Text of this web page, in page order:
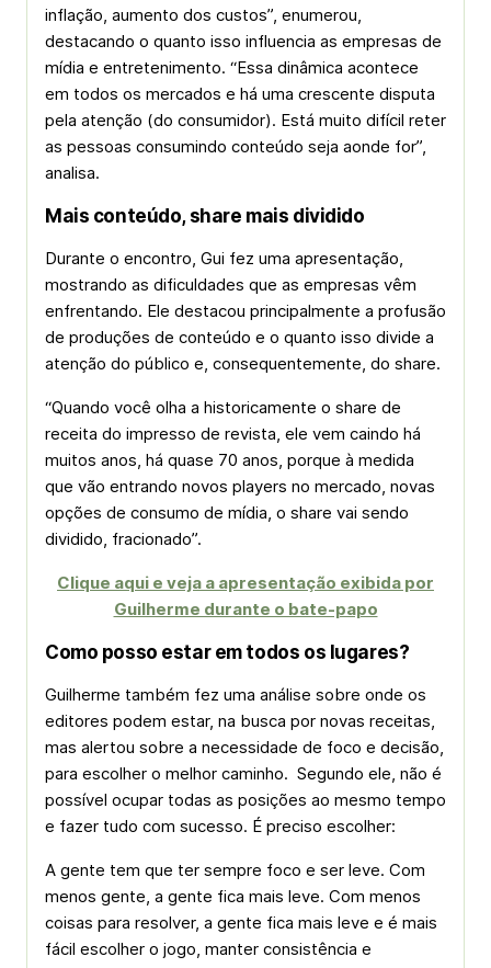
inflação, aumento dos custos”, enumerou,
destacando o quanto isso influencia as empresas de
mídia e entretenimento. “Essa dinâmica acontece
em todos os mercados e há uma crescente disputa
pela atenção (do consumidor). Está muito difícil reter
as pessoas consumindo conteúdo seja aonde for”,
analisa.
Mais conteúdo, share mais dividido
Durante o encontro, Gui fez uma apresentação,
mostrando as dificuldades que as empresas vêm
enfrentando. Ele destacou principalmente a profusão
de produções de conteúdo e o quanto isso divide a
atenção do público e, consequentemente, do share.
“Quando você olha a historicamente o share de
receita do impresso de revista, ele vem caindo há
muitos anos, há quase 70 anos, porque à medida
que vão entrando novos players no mercado, novas
opções de consumo de mídia, o share vai sendo
dividido, fracionado”.
Clique aqui e veja a apresentação exibida por
Guilherme durante o bate-papo
Como posso estar em todos os lugares?
Guilherme também fez uma análise sobre onde os
editores podem estar, na busca por novas receitas,
mas alertou sobre a necessidade de foco e decisão,
para escolher o melhor caminho. Segundo ele, não é
possível ocupar todas as posições ao mesmo tempo
e fazer tudo com sucesso. É preciso escolher:
A gente tem que ter sempre foco e ser leve. Com
menos gente, a gente fica mais leve. Com menos
coisas para resolver, a gente fica mais leve e é mais
fácil escolher o jogo, manter consistência e